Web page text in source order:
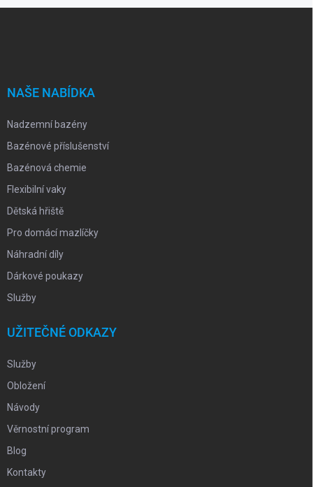
NAŠE NABÍDKA
Nadzemní bazény
Bazénové příslušenství
Bazénová chemie
Flexibilní vaky
Dětská hřiště
Pro domácí mazlíčky
Náhradní díly
Dárkové poukazy
Služby
UŽITEČNÉ ODKAZY
Služby
Obložení
Návody
Věrnostní program
Blog
Kontakty